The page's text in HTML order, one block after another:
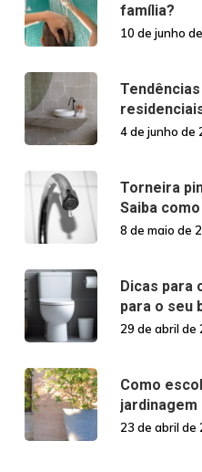
família?
10 de junho
4 de junho de
Torneira
Saiba
8 de maio de
Dicas para
para o seu
29 de abril de
Como
jardinagem
23 de abril de